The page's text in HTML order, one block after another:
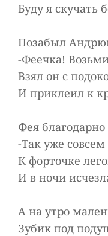
Буду я скучать
Позабыл
-Феечка!
Взял он с
И приклеил к
Фея
-Так уже
К форточке
И в ночи
А на утро
Зубик под